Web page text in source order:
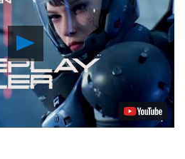
Video
abspielen